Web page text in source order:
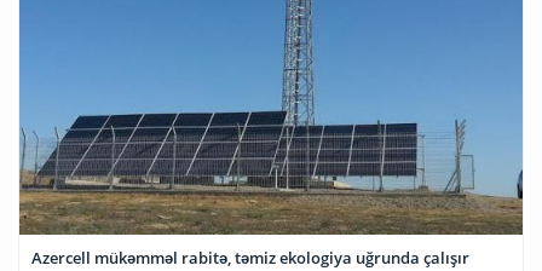
Azercell mükəmməl rabitə, təmiz ekologiya uğrunda çalışır